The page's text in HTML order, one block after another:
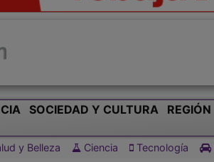
SOCIEDAD Y CULTURA REGIÓN
y Belleza Ciencia Tecnología